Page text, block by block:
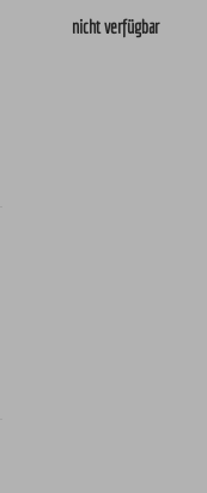
nicht verfügbar